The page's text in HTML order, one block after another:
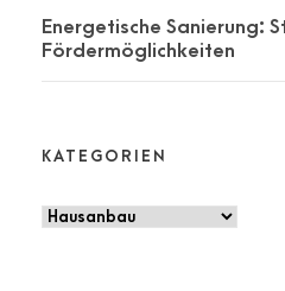
Energetische Sanierung:
Fördermöglichkeiten
KATEGORIEN